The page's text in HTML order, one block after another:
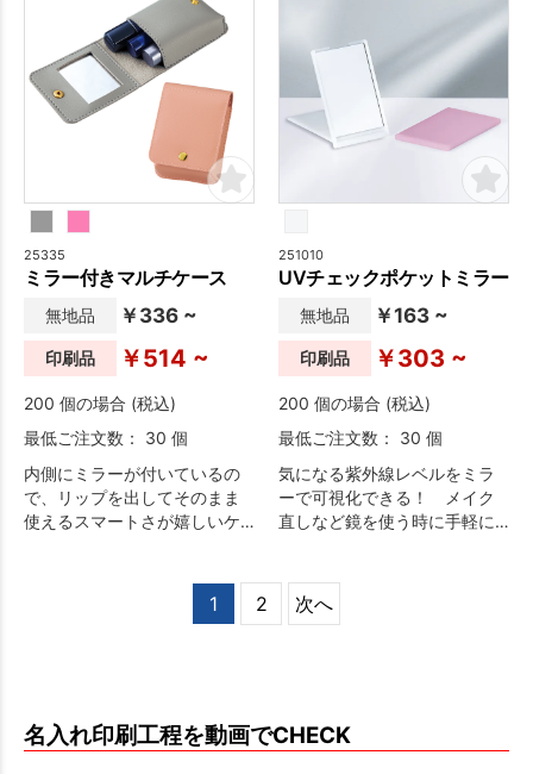
25335
ミラー付きマルチケース
無地品 ￥336 ~
印刷品 ￥514 ~
200 個の場合 (税込)
最低ご注文数： 30 個
内側にミラーが付いているの
で、リップを出してそのまま
使えるスマートさが嬉しいケ
251010
UVチェックポケットミラー
無地品 ￥163 ~
印刷品 ￥303 ~
200 個の場合 (税込)
最低ご注文数： 30 個
気になる紫外線レベルをミラ
ーで可視化できる！ メイク
直しなど鏡を使う時に手軽に
1 2 次へ
名入れ印刷工程を動画でCHECK